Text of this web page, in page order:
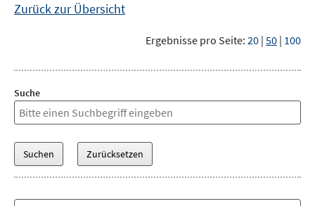
Zurück zur Übersicht
Ergebnisse pro Seite: 20 | 50 | 100
Suche